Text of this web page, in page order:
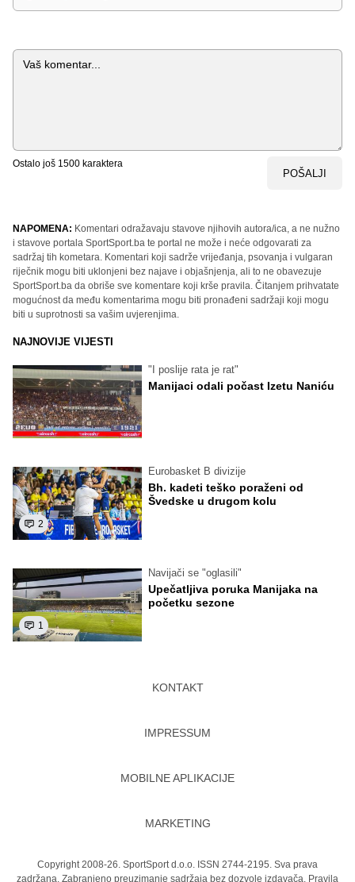
Komentar
Ostalo još 1500 karaktera
POŠALJI
NAPOMENA: Komentari odražavaju stavove njihovih autora/ica, a ne nužno
i stavove portala SportSport.ba te portal ne može i neće odgovarati za
sadržaj tih kometara. Komentari koji sadrže vrijeđanja, psovanja i vulgaran
riječnik mogu biti uklonjeni bez najave i objašnjenja, ali to ne obavezuje
SportSport.ba da obriše sve komentare koji krše pravila. Čitanjem prihvatate
mogućnost da među komentarima mogu biti pronađeni sadržaji koji mogu
biti u suprotnosti sa vašim uvjerenjima.
NAJNOVIJE VIJESTI
"I poslije rata je rat"
Manijaci odali počast Izetu Naniću
2
Eurobasket B divizije
Bh. kadeti teško poraženi od
Švedske u drugom kolu
1
Navijači se "oglasili"
Upečatljiva poruka Manijaka na
početku sezone
KONTAKT
IMPRESSUM
MOBILNE APLIKACIJE
MARKETING
Copyright 2008-26. SportSport d.o.o. ISSN 2744-2195. Sva prava
zadržana. Zabranjeno preuzimanje sadržaja bez dozvole izdavača. Pravila